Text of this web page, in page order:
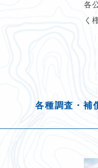
各
く
各種調査・補